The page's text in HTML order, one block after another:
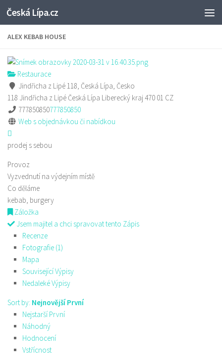
Skip to content
Česká Lípa.cz
ALEX KEBAB HOUSE
Restaurace
Jindřicha z Lipé 118, Česká Lípa, Česko
118 Jindřicha z Lipé Česká Lípa Liberecký kraj470 01 CZ
777850850777850850
Web s objednávkou či nabídkou
prodej s sebou
Provoz
Vyzvednutí na výdejním místě
Co děláme
kebab, burgery
Záložka
Jsem majitel a chci spravovat tento Zápis
Recenze
Fotografie (1)
Mapa
Související Výpisy
Nedaleké Výpisy
Sort by: Nejnovější První
Nejstarší První
Náhodný
Hodnocení
Vstřícnost